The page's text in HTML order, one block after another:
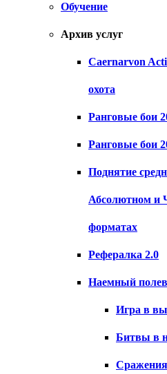
Обучение
Архив услуг
Caernarvon
охота
Ранговые бои
Ранговые бои
Поднятие
Абсолютном и
форматах
Рефералка 2.0
Наемный
Игра в
Битвы в